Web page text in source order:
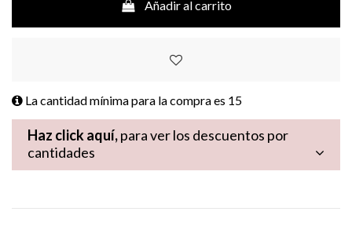
Añadir al carrito
La cantidad mínima para la compra es 15
Haz click aquí,para ver los descuentos por
cantidades